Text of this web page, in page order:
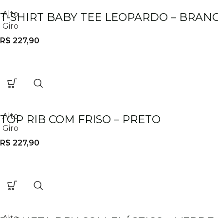
Alto
Giro
T-SHIRT BABY TEE LEOPARDO –
R$ 227,90
Alto
Giro
TOP RIB COM FRISO – PRETO
R$ 227,90